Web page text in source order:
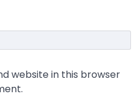
website in this browser